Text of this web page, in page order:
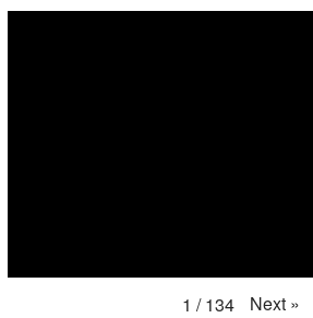
1 / 134 Next »